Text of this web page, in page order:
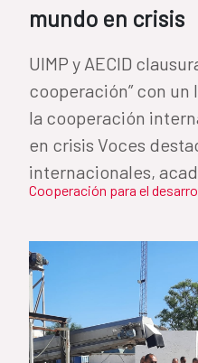
mundo en crisis
UIMP y AECID
cooperación” con
la cooperación
en crisis Voces
internacionales,
Cooperación para el